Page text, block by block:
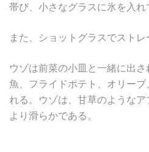
帯び、小さなグラスに氷を入れ
また、ショットグラスでストレ
ウゾは前菜の小皿と一緒に出
魚、フライドポテト、オリー
れる。ウゾは、甘草のようなア
より滑らかである。